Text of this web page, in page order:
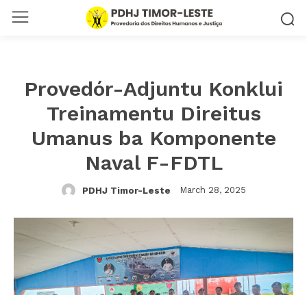
Provedór-Adjuntu Konklui
Treinamentu Direitus
Umanus ba Komponente
Naval F-FDTL
PDHJ Timor-Leste March 28, 2025